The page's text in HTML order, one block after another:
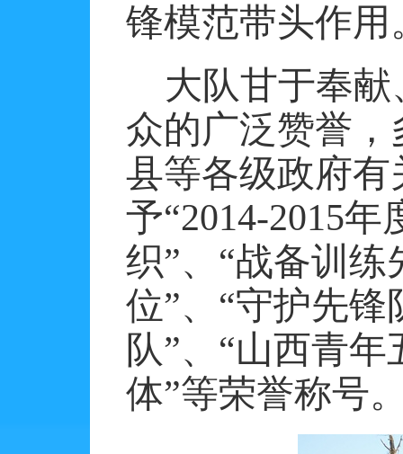
锋模范带头作用
大队甘于奉
众的广泛赞誉
县等各级政府
予“2014-2015年
织”、“战备训
位”、“守护先锋
队”、“山西青
体”等荣誉称号